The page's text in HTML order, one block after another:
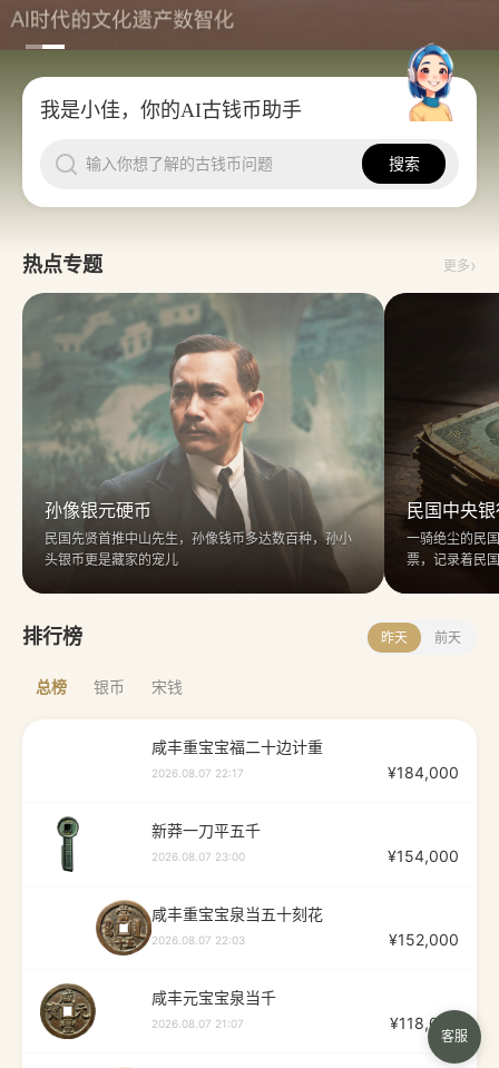
我是小佳，你的AI古钱币助手
输入你想了解的古钱币问题 搜索
热点专题 更多›
孙像银元硬币
民国先贤首推中山先生，孙像钱币多达数百种，孙小
头银币更是藏家的宠儿
民国中央
一骑绝尘的民
票，记录着民
排行榜 昨天 前天
总榜 银币 宋钱
咸丰重宝宝福二十边计重
2026.08.07 22:17 ¥184,000
新莽一刀平五千
2026.08.07 23:00 ¥154,000
咸丰重宝宝泉当五十刻花
2026.08.07 22:03 ¥152,000
咸丰元宝宝泉当千
2026.08.07 21:07 ¥118,000
客服